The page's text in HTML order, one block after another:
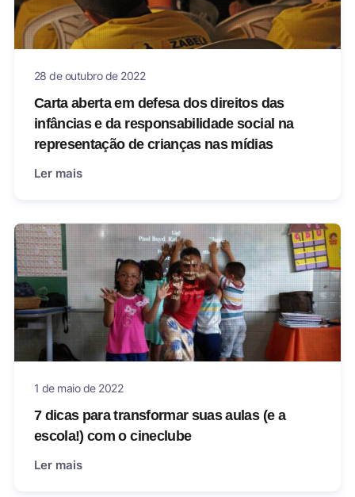
28 de outubro de 2022
Carta aberta em defesa dos direitos das
infâncias e da responsabilidade social na
representação de crianças nas mídias
Ler mais
1 de maio de 2022
7 dicas para transformar suas aulas (e a
escola!) com o cineclube
Ler mais